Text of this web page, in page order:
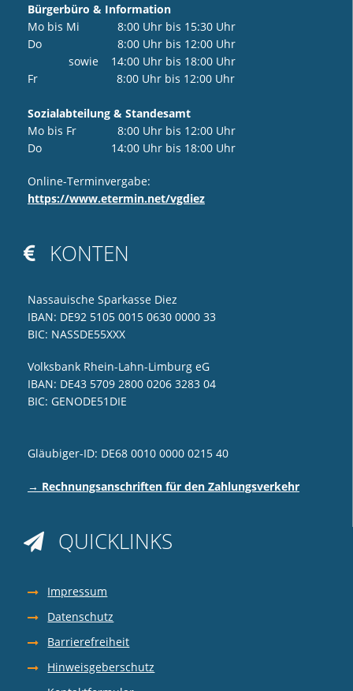
Bürgerbüro & Information
Mo bis Mi 8:00 Uhr bis 15:30 Uhr
Do 8:00 Uhr bis 12:00 Uhr
sowie 14:00 Uhr bis 18:00 Uhr
Fr 8:00 Uhr bis 12:00 Uhr
Sozialabteilung & Standesamt
Mo bis Fr 8:00 Uhr bis 12:00 Uhr
Do 14:00 Uhr bis 18:00 Uhr
Online-Terminvergabe:
https://www.etermin.net/vgdiez
 KONTEN
Nassauische Sparkasse Diez
IBAN: DE92 5105 0015 0630 0000 33
BIC: NASSDE55XXX
Volksbank Rhein-Lahn-Limburg eG
IBAN: DE43 5709 2800 0206 3283 04
BIC: GENODE51DIE
Gläubiger-ID: DE68 0010 0000 0215 40
→ Rechnungsanschriften für den Zahlungsverkehr
 QUICKLINKS
Impressum
Datenschutz
Barrierefreiheit
Hinweisgeberschutz